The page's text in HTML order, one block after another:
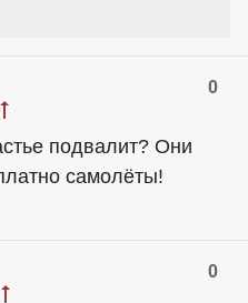
0
подвалит? Они
самолёты!
0